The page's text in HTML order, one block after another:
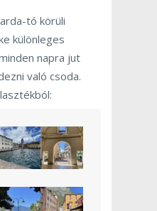
tó körüli
különleges
napra jut
való csoda.